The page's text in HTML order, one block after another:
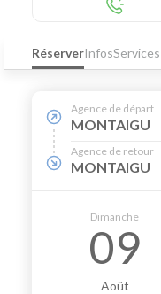
RéserverInfosServices
Agence de départ
MONTAIGU
Agence de retour
MONTAIGU
Dimanche
09
Août